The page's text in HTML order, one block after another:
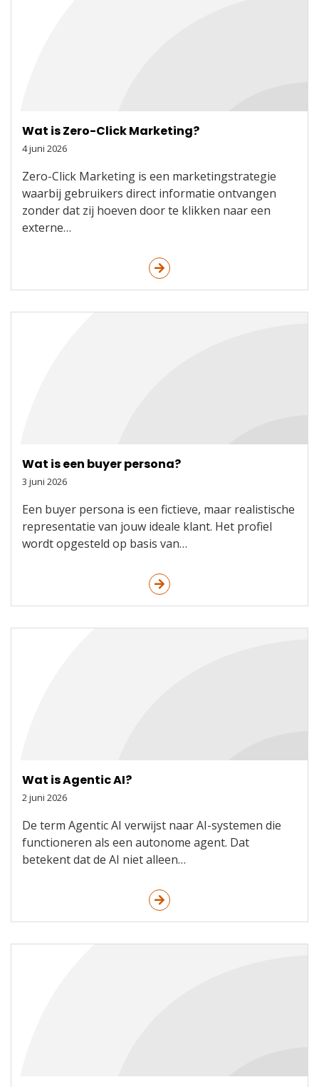
Wat is Zero-Click Marketing?
4 juni 2026
Zero-Click Marketing is een marketingstrategie
waarbij gebruikers direct informatie ontvangen
zonder dat zij hoeven door te klikken naar een
externe…
Wat is een buyer persona?
3 juni 2026
Een buyer persona is een fictieve, maar realistische
representatie van jouw ideale klant. Het profiel
wordt opgesteld op basis van…
Wat is Agentic AI?
2 juni 2026
De term Agentic AI verwijst naar AI-systemen die
functioneren als een autonome agent. Dat
betekent dat de AI niet alleen…